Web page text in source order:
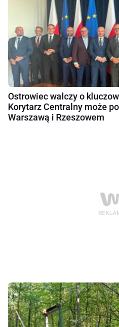
Ostrowiec walczy o
Korytarz Centralny może
Warszawą i Rzeszowem